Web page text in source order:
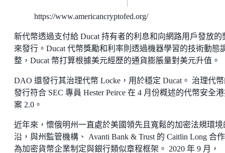
https://www.americancryptofed.org/
新代幣透過支付給 Ducat 持有者的利息和向網路用戶發放的
來發行。Ducat 代幣獎勵和利率則透過機器學習的技術動態
整，Ducat 幣打算根據美元經歷的通貨膨脹量對美元升值。
DAO 還發行其治理代幣 Locke，用於穩定 Ducat。 治理代
發行符合 SEC 專員 Hester Peirce 在 4 月份概述的代幣安全
案 2.0。
近年來，懷俄明州一直處於美國領先且寬鬆的加密法規環境
沿，與州監管機構、 Avanti Bank & Trust 的 Caitlin Long 合
為加密貨幣企業制定與銀行類似章程框架。 2020 年 9 月，